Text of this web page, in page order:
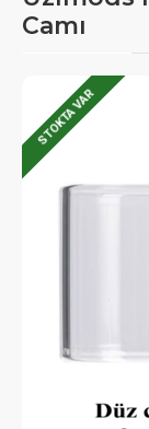
Camı
STOKTA VAR